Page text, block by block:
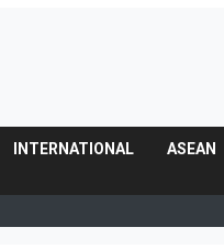
INTERNATIONAL ASEAN